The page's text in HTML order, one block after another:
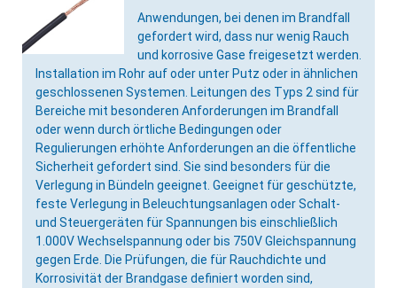
Anwendungen, bei denen im Brandfall
gefordert wird, dass nur wenig Rauch
und korrosive Gase freigesetzt werden.
Installation im Rohr auf oder unter Putz oder in ähnlichen
geschlossenen Systemen. Leitungen des Typs 2 sind für
Bereiche mit besonderen Anforderungen im Brandfall
oder wenn durch örtliche Bedingungen oder
Regulierungen erhöhte Anforderungen an die öffentliche
Sicherheit gefordert sind. Sie sind besonders für die
Verlegung in Bündeln geeignet. Geeignet für geschützte,
feste Verlegung in Beleuchtungsanlagen oder Schalt-
und Steuergeräten für Spannungen bis einschließlich
1.000V Wechselspannung oder bis 750V Gleichspannung
gegen Erde. Die Prüfungen, die für Rauchdichte und
Korrosivität der Brandgase definiert worden sind,